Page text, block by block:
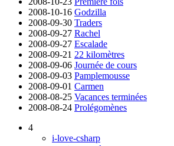
2008-10-16 Godzilla
2008-09-30 Traders
2008-09-27 Rachel
2008-09-27 Escalade
2008-09-21 22 kilomètres
2008-09-06 Journée de cours
2008-09-03 Pamplemousse
2008-09-01 Carmen
2008-08-25 Vacances terminées
2008-08-24 Prolégomènes
4
i-love-csharp